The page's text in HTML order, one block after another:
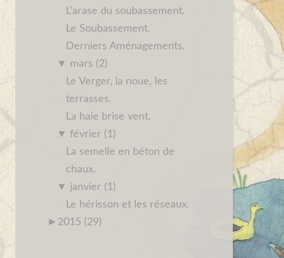
L'arase du soubassement.
Le Soubassement.
Derniers Aménagements.
▼ mars (2)
Le Verger, la noue, les
terrasses.
La haie brise vent.
▼ février (1)
La semelle en béton de
chaux.
▼ janvier (1)
Le hérisson et les réseaux.
► 2015 (29)